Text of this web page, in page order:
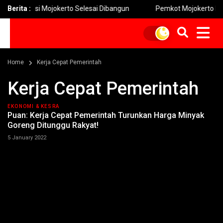
Berita :Mojokerto Selesai Dibangun Pemkot Mojokerto
Home Kerja Cepat Pemerintah
Kerja Cepat Pemerintah
EKONOMI & KESRA
Puan: Kerja Cepat Pemerintah Turunkan Harga Minyak
Goreng Ditunggu Rakyat!
5 January 2022